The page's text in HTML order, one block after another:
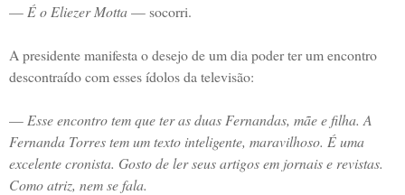
— É o Eliezer Motta— socorri.
A presidente manifesta o desejo de um dia poder ter um encontro
descontraído com esses ídolos da televisão:
— Esse encontro tem que ter as duas Fernandas, mãe e filha. A
Fernanda Torres tem um texto inteligente, maravilhoso. É uma
excelente cronista. Gosto de ler seus artigos em jornais e revistas.
Como atriz, nem se fala.